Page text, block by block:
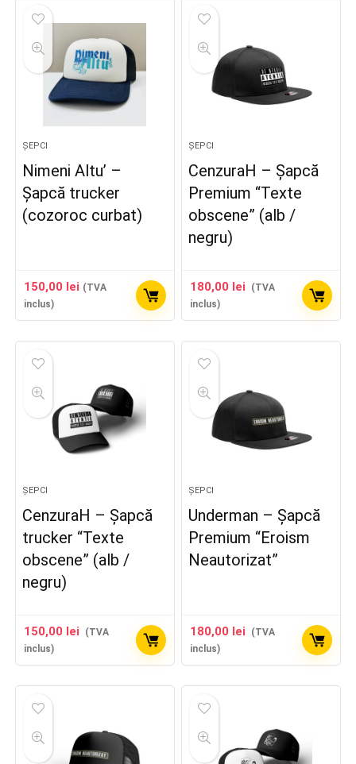
ȘEPCI
Nimeni Altu’ –
Șapcă trucker
(cozoroc curbat)
150,00 lei (TVA
inclus)
ȘEPCI
CenzuraH – Șapcă
Premium “Texte
obscene” (alb /
negru)
180,00 lei
(TVA
inclus)
ȘEPCI
CenzuraH – Șapcă
trucker “Texte
obscene” (alb /
negru)
150,00 lei
(TVA
inclus)
ȘEPCI
Underman – Șapcă
Premium “Eroism
Neautorizat”
180,00 lei
(TVA
inclus)